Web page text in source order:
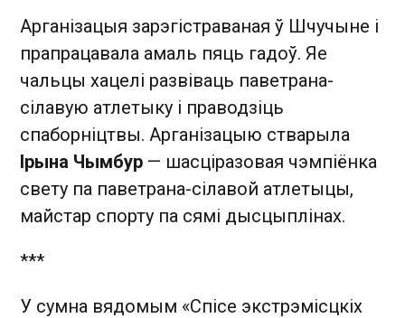
Арганізацыя зарэгістраваная ў Шчучыне і
прапрацавала амаль пяць гадоў. Яе
чальцы хацелі развіваць паветрана-
сілавую атлетыку і праводзіць
спаборніцтвы. Арганізацыю стварыла
Ірына Чымбур — шасціразовая чэмпіёнка
свету па паветрана-сілавой атлетыцы,
майстар спорту па сямі дысцыплінах.
***
У сумна вядомым «Спісе экстрэмісцкіх